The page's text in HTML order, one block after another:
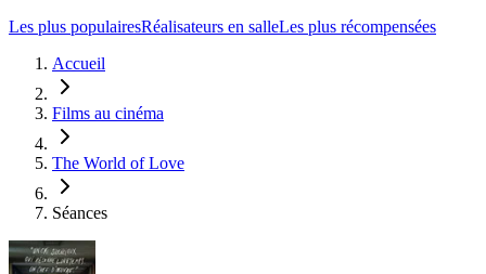
Les plus populairesRéalisateurs en salleLes plus récompensées
Accueil
Films au cinéma
The World of Love
Séances